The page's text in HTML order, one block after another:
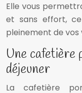
Elle vous
et sans effort,
pleinement de vos
Une cafetière
déjeuner
La cafetière